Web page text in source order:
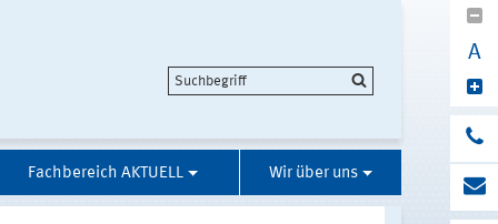
A
Fachbereich AKTUELL Wir über uns